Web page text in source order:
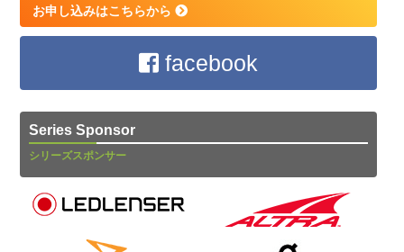
お申し込みはこちらから
facebook
Series Sponsor
シリーズスポンサー